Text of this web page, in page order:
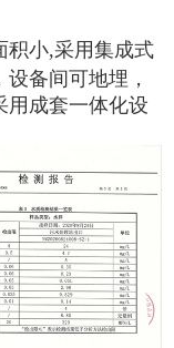
积小,采用集成式
备间可地埋，
用成套一体化设